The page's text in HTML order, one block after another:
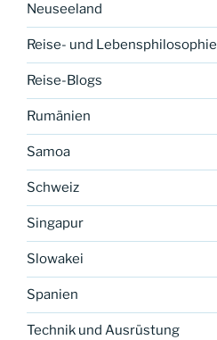
Neuseeland
Reise- und Lebensphilosophie
Reise-Blogs
Rumänien
Samoa
Schweiz
Singapur
Slowakei
Spanien
Technik und Ausrüstung